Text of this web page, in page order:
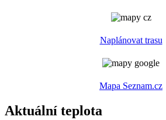
Naplánovat trasu
Mapa Seznam.cz
Aktuální teplota